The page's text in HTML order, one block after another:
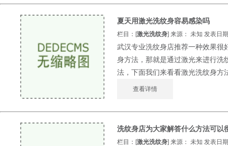
夏天用激光洗纹身容易感染吗
栏目：[激光洗纹身] 来源： 未知 发表日
武汉专业洗纹身店推荐一种效果很
身方法，那就是通过激光来进行洗
法，下面我们来看看激光洗纹身方
查看详情
洗纹身店为大家解答什么方法可以
栏目：[激光洗纹身] 来源： 未知 发表日